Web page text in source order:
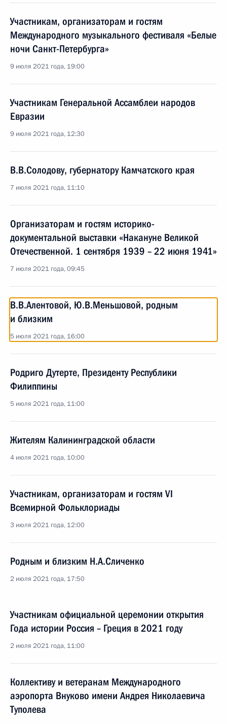
Участникам, организаторам и гостям
Международного музыкального фестиваля «Белые
ночи Санкт-Петербурга»
9 июля 2021 года, 19:00
Участникам Генеральной Ассамблеи народов
Евразии
9 июля 2021 года, 12:30
В.В.Солодову, губернатору Камчатского края
7 июля 2021 года, 11:10
Организаторам и гостям историко-
документальной выставки «Накануне Великой
Отечественной. 1 сентября 1939 – 22 июня 1941»
7 июля 2021 года, 09:45
В.В.Алентовой, Ю.В.Меньшовой, родным
и близким
5 июля 2021 года, 16:00
Родриго Дутерте, Президенту Республики
Филиппины
5 июля 2021 года, 11:00
Жителям Калининградской области
4 июля 2021 года, 10:00
Участникам, организаторам и гостям VI
Всемирной Фольклориады
3 июля 2021 года, 12:00
Родным и близким Н.А.Сличенко
2 июля 2021 года, 17:50
Участникам официальной церемонии открытия
Года истории Россия – Греция в 2021 году
2 июля 2021 года, 11:00
Коллективу и ветеранам Международного
аэропорта Внуково имени Андрея Николаевича
Туполева